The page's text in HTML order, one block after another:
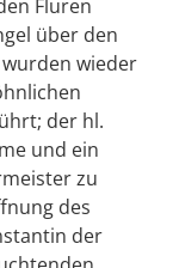
Fluren
über den
wieder
der hl.
und ein
zu
des
der